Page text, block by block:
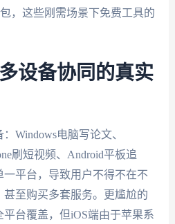
，这些刚需场景下免费工具的
设备协同的真实
Windows电脑写论文、
刷短视频、Android平板追
平台，导致用户不得不在不
甚至购买多套服务。更尴尬的
台覆盖，但iOS端由于苹果系